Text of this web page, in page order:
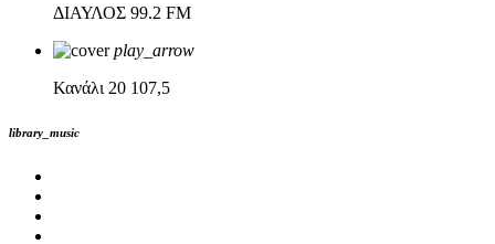
ΔΙΑΥΛΟΣ 99.2 FM
play_arrow
Κανάλι 20 107,5
library_music